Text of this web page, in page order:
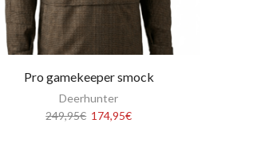
Pro gamekeeper smock
Deerhunter
249,95€ Le
174,95€Le